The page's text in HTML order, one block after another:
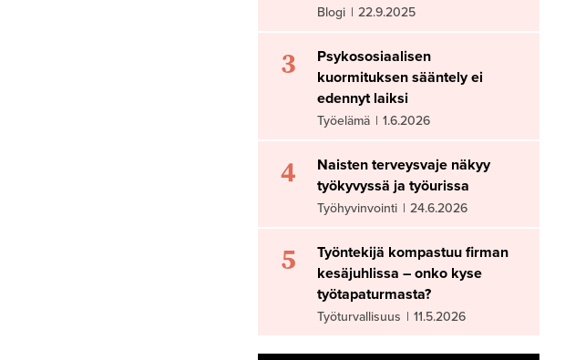
Blogi | 22.9.2025
3
Psykososiaalisen
kuormituksen sääntely ei
edennyt laiksi
Työelämä | 1.6.2026
4
Naisten terveysvaje näkyy
työkyvyssä ja työurissa
Työhyvinvointi | 24.6.2026
5
Työntekijä kompastuu firman
kesäjuhlissa – onko kyse
työtapaturmasta?
Työturvallisuus | 11.5.2026